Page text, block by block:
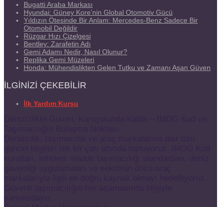
Bugatti Araba Markası
Hyundai: Güney Kore’nin Global Otomotiv Gücü
Yıldızın Ötesinde Bir Anlam: Mercedes-Benz Sadece Bir
Otomobil Değildir
Rüzgar Hızı Çizelgesi
Bentley: Zarafetin Adı
Gemi Adamı Nedir, Nasıl Olunur?
Replika Gemi Müzeleri
Honda: Mühendislikten Gelen Tutku ve Zamanı Aşan Güven
İLGINIZI ÇEKEBILIR
İlk Yardım Kursu